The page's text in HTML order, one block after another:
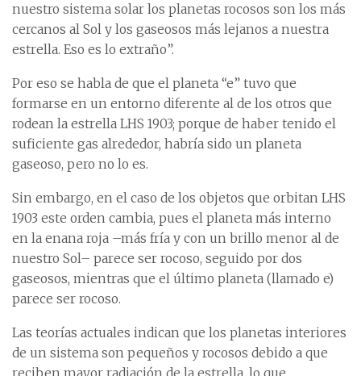
nuestro sistema solar los planetas rocosos son los más
cercanos al Sol y los gaseosos más lejanos a nuestra
estrella. Eso es lo extraño”.
Por eso se habla de que el planeta “e” tuvo que
formarse en un entorno diferente al de los otros que
rodean la estrella LHS 1903; porque de haber tenido el
suficiente gas alrededor, habría sido un planeta
gaseoso, pero no lo es.
Sin embargo, en el caso de los objetos que orbitan LHS
1903 este orden cambia, pues el planeta más interno
en la enana roja –más fría y con un brillo menor al de
nuestro Sol– parece ser rocoso, seguido por dos
gaseosos, mientras que el último planeta (llamado e)
parece ser rocoso.
Las teorías actuales indican que los planetas interiores
de un sistema son pequeños y rocosos debido a que
reciben mayor radiación de la estrella, lo que,